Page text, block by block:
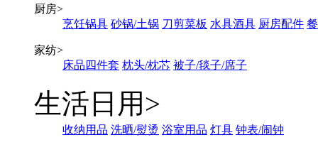
厨房>
烹饪锅具 砂锅/土锅 刀剪菜板 水具酒具 厨房配件
家纺>
床品四件套 枕头/枕芯 被子/毯子/席子
生活日用 >
收纳用品 洗晒/熨烫 浴室用品 灯具 钟表/闹钟